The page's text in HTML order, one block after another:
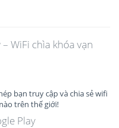
WiFi chìa khóa vạn
bạn truy cập và chia sẻ wifi
trên thế giới!
Play